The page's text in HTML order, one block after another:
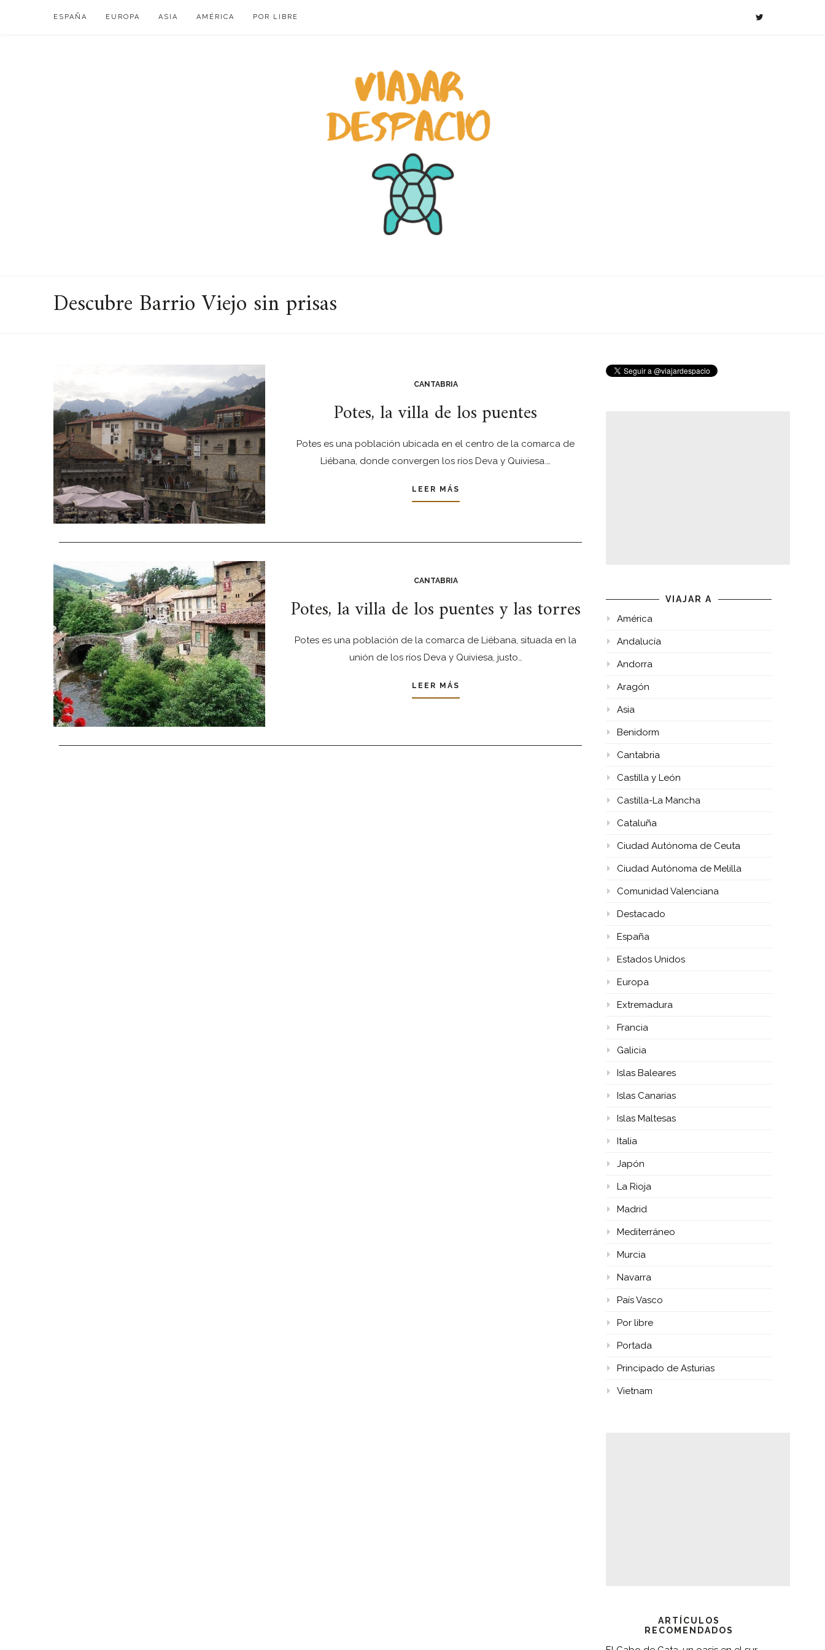
ESPAÑA EUROPA ASIA AMÉRICA POR LIBRE
Descubre Barrio Viejo sin prisas
CANTABRIA
Potes, la villa de los puentes
Potes es una población ubicada en el centro de la comarca de
Liébana, donde convergen los ríos Deva y Quiviesa.…
LEER MÁS
CANTABRIA
Potes, la villa de los puentes y las torres
Potes es una población de la comarca de Liébana, situada en la
unión de los ríos Deva y Quiviesa, justo…
LEER MÁS
VIAJAR A
América
Andalucía
Andorra
Aragón
Asia
Benidorm
Cantabria
Castilla y León
Castilla-La Mancha
Cataluña
Ciudad Autónoma de Ceuta
Ciudad Autónoma de Melilla
Comunidad Valenciana
Destacado
España
Estados Unidos
Europa
Extremadura
Francia
Galicia
Islas Baleares
Islas Canarias
Islas Maltesas
Italia
Japón
La Rioja
Madrid
Mediterráneo
Murcia
Navarra
País Vasco
Por libre
Portada
Principado de Asturias
Vietnam
ARTÍCULOS
RECOMENDADOS